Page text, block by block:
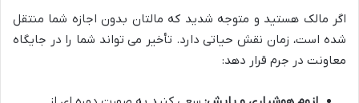
اگر مالک هستید و متوجه شدید که مالتان بدون اجازه شما منتقل
شده است، زمان نقش حیاتی دارد. تأخیر می تواند شما را در جایگاه
معاونت در جرم قرار دهد: